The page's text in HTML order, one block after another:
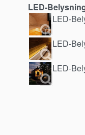
LED-
LED-
LED-
LED-